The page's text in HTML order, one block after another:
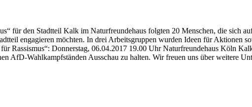
für den Stadtteil Kalk im Naturfreundehaus folgten 20 Menschen, die sich
engagieren möchten. In drei Arbeitsgruppen wurden Ideen für Aktionen
Rassismus“: Donnerstag, 06.04.2017 19.00 Uhr Naturfreundehaus Köln
AfD-Wahlkampfständen Ausschau zu halten. Wir freuen uns über weitere